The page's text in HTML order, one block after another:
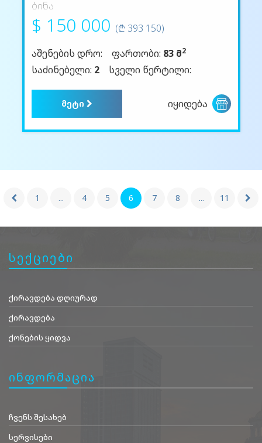
ბინა
$ 150 000 (₾ 393 150)
აშენების დრო:
ფართობი: 83 მ2
საძინებელი: 2 სველი წერტილი:
მეტი იყიდება
1 ... 4 5 6 7 8 ... 11
სექციები
ქირავდება დღიურად
ქირავდება
ქონების ყიდვა
ინფორმაცია
ჩვენს შესახებ
სერვისები